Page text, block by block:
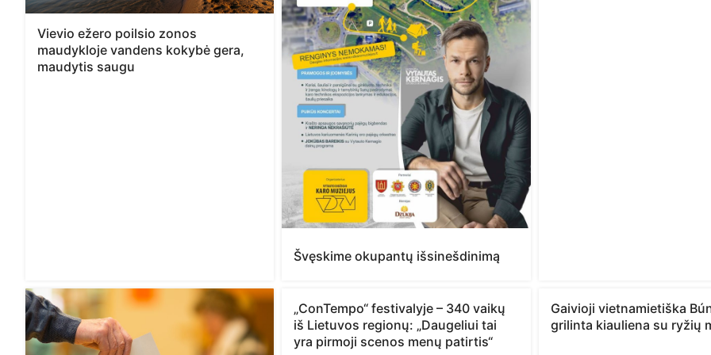
Vievio ežero poilsio zonos
maudykloje vandens kokybė gera,
maudytis saugu
Švęskime okupantų išsinešdinimą
„ConTempo“ festivalyje – 340 vaikų
iš Lietuvos regionų: „Daugeliui tai
yra pirmoji scenos menų patirtis“
Gaivioji vietnamietiška
grilinta kiauliena su ryžių